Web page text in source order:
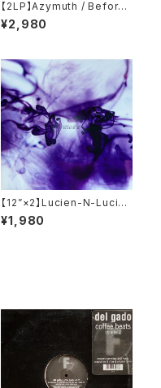
【2LP】Azymuth / Before
We Forget (Far Out Rec
ordings) (FARO 046DLP)
¥2,980
【12”×2】Lucien-N-Lucian
o / Cuidad De Luz (Cad
enza) (Cadenza 49)
¥1,980